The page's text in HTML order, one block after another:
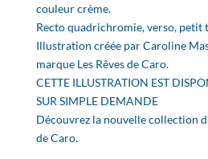
couleur crème.
Recto quadrichromie, verso, petit
Illustration créée par Caroline
marque Les Rêves de Caro.
CETTE ILLUSTRATION EST
SUR SIMPLE DEMANDE
Découvrez la nouvelle collection
de Caro.